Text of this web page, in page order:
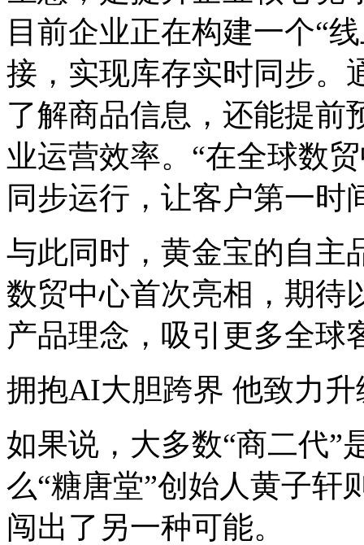
目前企业正在构建一个“
接，实现库存实时同步。
了解商品信息，还能提前
业运营效率。“在全球数
同步运行，让客户第一时
与此同时，黄金宝的自主
数贸中心首次亮相，期待
产品理念，吸引更多全球
拥抱AI大胆跨界 他致力
如果说，大多数“商二代”
么“糖唐堂”创始人黄子轩
闯出了另一种可能。